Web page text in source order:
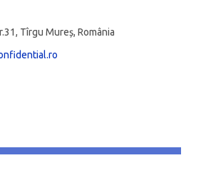
Tîrgu Mureș, România